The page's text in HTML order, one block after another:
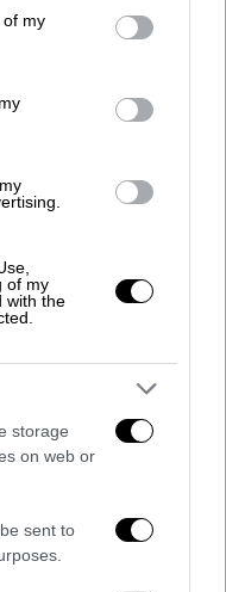
You may click to
its third-party tags to
in below Google
of my
of my
with the
storage
on web or
sent to
1999, όταν
παράσταση Η
του Κώστα
από την
αφοσιωθεί στην
επιστρέφει
να ανεβαίνει
Ψυρρή, σε ένα
επιτυχία
καλούν τα